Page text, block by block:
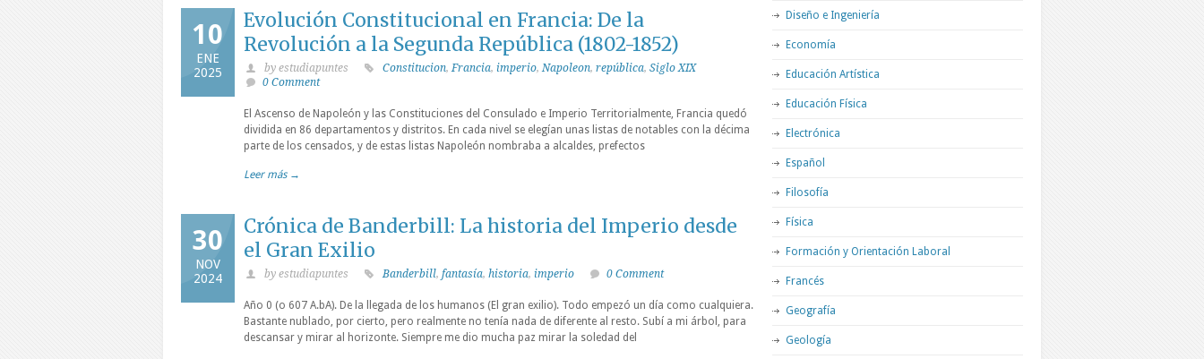
10
ENE
2025
Evolución Constitucional en Francia: De la
Revolución a la Segunda República (1802-1852)
by estudiapuntes Constitucion,Francia, imperio,Napoleon, república, Siglo XIX
0 Comment
El Ascenso de Napoleón y las Constituciones del Consulado e Imperio Territorialmente, Francia quedó
dividida en 86 departamentos y distritos. En cada nivel se elegían unas listas de notables con la décima
parte de los censados, y de estas listas Napoleón nombraba a alcaldes, prefectos
Leer más →
30
NOV
2024
Crónica de Banderbill: La historia del Imperio desde
el Gran Exilio
by estudiapuntes Banderbill, fantasía, historia, imperio 0 Comment
Año 0 (o 607 A.bA). De la llegada de los humanos (El gran exilio). Todo empezó un día como cualquiera.
Bastante nublado, por cierto, pero realmente no tenía nada de diferente al resto. Subí a mi árbol, para
descansar y mirar al horizonte. Siempre me dio mucha paz mirar la soledad del
Diseño e Ingeniería
Economía
Educación Artística
Educación Física
Electrónica
Español
Filosofía
Física
Formación y Orientación Laboral
Francés
Geografía
Geología